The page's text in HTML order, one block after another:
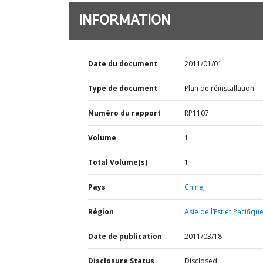
INFORMATION
Date du document 2011/01/01
Type de document Plan de réinstallation
Numéro du rapport RP1107
Volume 1
Total Volume(s) 1
Pays Chine,
Région Asie de l’Est et
Date de publication 2011/03/18
Disclosure Status Disclosed